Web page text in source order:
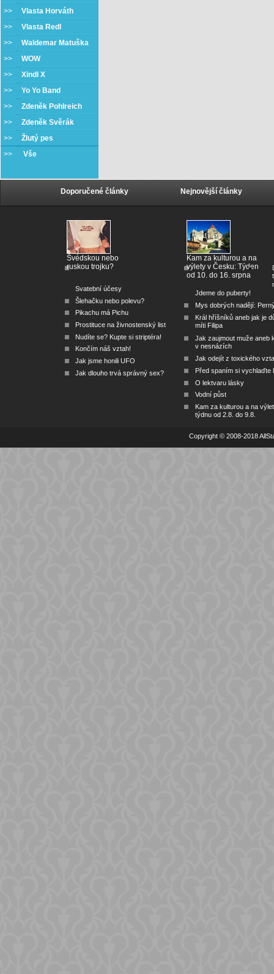
>> Vlasta Horváth
>> Vlasta Redl
>> Waldemar Matuška
>> WOW
>> Xindl X
>> Yo Yo Band
>> Zdeněk Pohlreich
>> Zdeněk Svěrák
>> Žlutý pes
>>
Vše
Doporučené články
Švédskou nebo
ruskou trojku?
Svatební účesy
Šlehačku nebo polevu?
Pikachu má Pichu
Prostituce na živnostenský list
Nudíte se? Kupte si striptéra!
Končím náš vztah!
Jak jsme honili UFO
Jak dlouho trvá správný sex?
Nejnovější články
Kam za kulturou a na
výlety v Česku: Týden
od 10. do 16. srpna
Jdeme do puberty!
Mys dobrých nadějí:
Král hříšníků aneb jak je
míti Filipa
Jak zaujmout muže aneb
v nesnázích
Jak odejít z toxického
Před spaním si vychlaďte
O lektvaru lásky
Vodní půst
Kam za kulturou a na
týdnu od 2.8. do 9.8.
Copyright © 2008-2018